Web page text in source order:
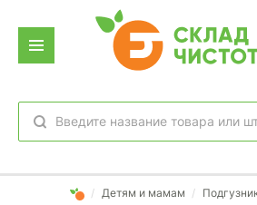
избранное вход
/ Детям и мамам /